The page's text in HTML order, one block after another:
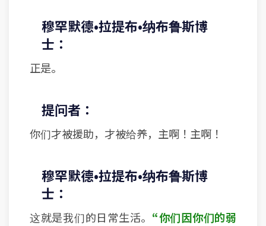
穆罕默德•拉提布•纳布鲁斯博
士：
正是。
提问者：
你们才被援助，才被给养，主啊！主啊！
穆罕默德•拉提布•纳布鲁斯博
士：
这就是我们的日常生活。 “你们因你们的弱